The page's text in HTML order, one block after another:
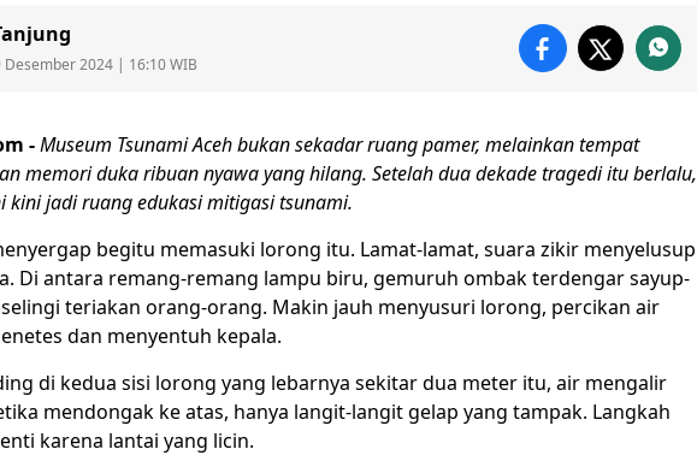
Desember 2024 | 16:10 WIB
-Museum TsunamiAcehbukan sekadar ruang pamer, melainkan tempat
memori duka ribuan nyawa yang hilang. Setelah dua dekade tragedi itu berlalu,
kini jadi ruang edukasimitigasitsunami.
begitu memasuki lorong itu. Lamat-lamat, suara zikir menyelusup
Di antara remang-remang lampu biru, gemuruh ombak terdengar sayup-
teriakan orang-orang. Makin jauh menyusuri lorong, percikan air
dan menyentuh kepala.
di kedua sisi lorong yang lebarnya sekitar dua meter itu, air mengalir
mendongak ke atas, hanya langit-langit gelap yang tampak. Langkah
karena lantai yang licin.